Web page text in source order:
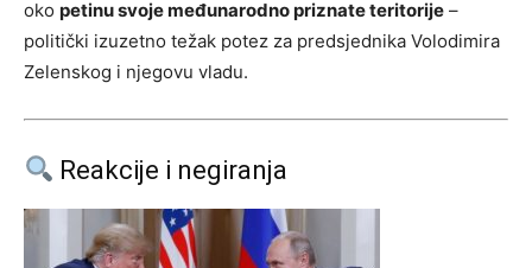
oko petinu svoje međunarodno priznate teritorije –
politički izuzetno težak potez za predsjednika Volodimira
Zelenskog i njegovu vladu.
Reakcije i negiranja